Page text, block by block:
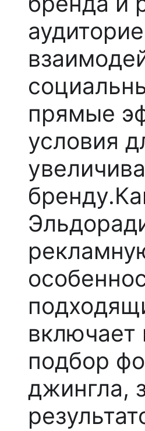
прямые
условия
бренду.
включает
подбор
джингла,